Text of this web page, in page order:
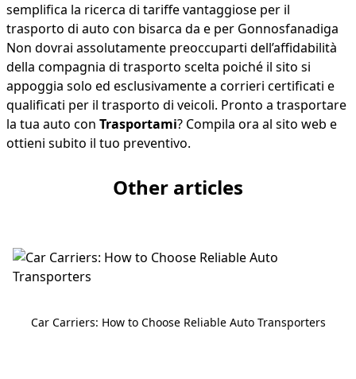
semplifica la ricerca di tariffe vantaggiose per il
trasporto di auto con bisarca da e per Gonnosfanadiga
Non dovrai assolutamente preoccuparti dell’affidabilità
della compagnia di trasporto scelta poiché il sito si
appoggia solo ed esclusivamente a corrieri certificati e
qualificati per il trasporto di veicoli. Pronto a trasportare
la tua auto con Trasportami? Compila ora al sito web e
ottieni subito il tuo preventivo.
Other articles
Car Carriers: How to Choose Reliable Auto Transporters